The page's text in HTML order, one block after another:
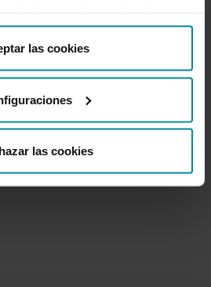
obtener más información, así
en cualquier momento
de Cookies.
las cookies
las cookies
online